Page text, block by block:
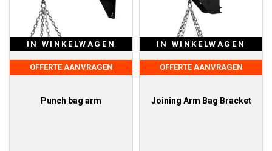
IN WINKELWAGEN
OFFERTE AANVRAGEN
Punch bag arm
IN WINKELWAGEN
OFFERTE AANVRAGEN
Joining Arm Bag Bracket